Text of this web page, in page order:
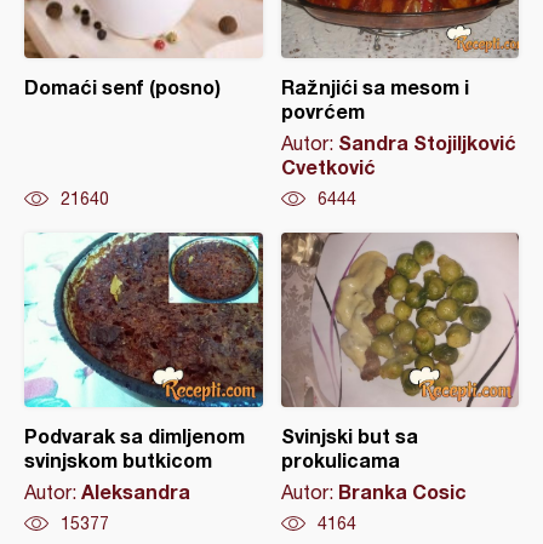
Domaći senf (posno)
21640
Ražnjići sa mesom i
povrćem
Autor: Sandra Stojiljković
Cvetković
6444
Podvarak sa dimljenom
svinjskom butkicom
Autor: Aleksandra
15377
Svinjski but sa
prokulicama
Autor: Branka Cosic
4164